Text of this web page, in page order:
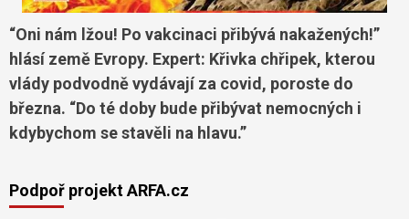
“Oni nám lžou! Po vakcinaci přibývá nakažených!”
hlásí země Evropy. Expert: Křivka chřipek, kterou
vlády podvodně vydávají za covid, poroste do
března. “Do té doby bude přibývat nemocných i
kdybychom se stavěli na hlavu.”
Podpoř projekt ARFA.cz